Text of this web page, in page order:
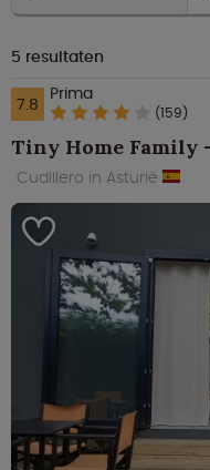
5 resultaten
7.8 Prima
(159)
Tiny Home Family
Cudillero in Asturië